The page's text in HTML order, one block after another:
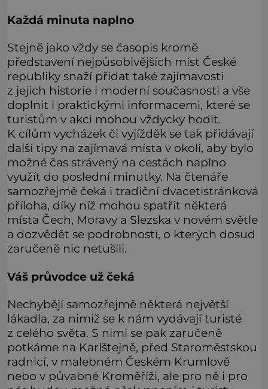
Každá minuta naplno
Stejně jako vždy se časopis kromě
představení nejpůsobivějších míst České
republiky snaží přidat také zajímavosti
z jejich historie i moderní současnosti a vše
doplnit i praktickými informacemi, které se
turistům v akci mohou vždycky hodit.
K cílům vycházek či vyjížděk se tak přidávají
další tipy na zajímavá místa v okolí, aby bylo
možné čas strávený na cestách naplno
využít do poslední minutky. Na čtenáře
samozřejmě čeká i tradiční dvacetistránková
příloha, díky níž mohou spatřit některá
místa Čech, Moravy a Slezska v novém světle
a dozvědět se podrobnosti, o kterých dosud
zaručeně nic netušili.
Váš průvodce už čeká
Nechybějí samozřejmě některá největší
lákadla, za nimiž se k nám vydávají turisté
z celého světa. S nimi se pak zaručeně
potkáme na Karlštejně, před Staroměstskou
radnicí, v malebném Českém Krumlově
nebo v půvabné Kroměříži, ale pro ně i pro